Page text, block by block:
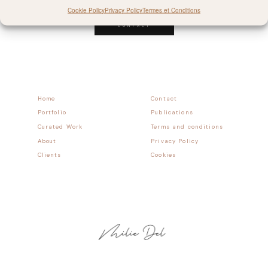
Cookie PolicyPrivacy PolicyTermes et Conditions
Contact
Home
Publications
Portfolio
Terms and conditions
Curated Work
CONTACT
Privacy Policy
About
Cookies
Clients